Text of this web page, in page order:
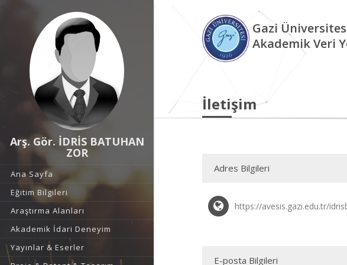
Arş. Gör. İDRİS BATUHAN
ZOR
Ana Sayfa
Eğitim Bilgileri
Araştırma Alanları
Akademik İdari Deneyim
Yayınlar & Eserler
Gazi
Akademik Veri
İletişim
Adres Bilgileri
https://avesis.gazi.edu.tr/
E-posta Bilgileri